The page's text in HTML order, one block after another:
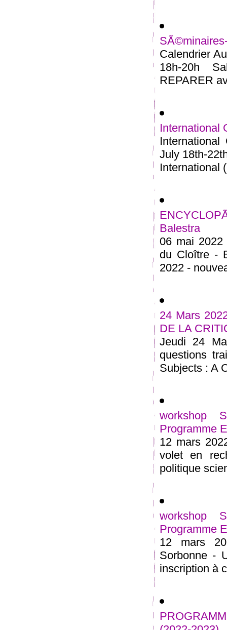
Calendrier
18h-20h
REPARER
International
July 18th-
International
Balestra
06 mai 2022
du Cloître -
2022 -
24 Mars
DE LA
Jeudi 24
questions
Subjects : A
workshop
Programme
12 mars
volet en
politique
workshop
Programme
12 mars
Sorbonne -
inscription à